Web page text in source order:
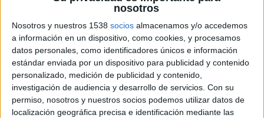
nosotros
Nosotros y nuestros 1538 socios almacenamos y/o accedemos
a información en un dispositivo, como cookies, y procesamos
datos personales, como identificadores únicos e información
estándar enviada por un dispositivo para publicidad y contenido
personalizado, medición de publicidad y contenido,
investigación de audiencia y desarrollo de servicios. Con su
permiso, nosotros y nuestros socios podemos utilizar datos de
localización geográfica precisa e identificación mediante las
En la primera visita a lesdependències
municipals, elsfuncionaris que els van atendre
van detallar que la noia no va saber explicar
amb exactitud què pretenia fer amb la
documentació. En elcertificat falsejat